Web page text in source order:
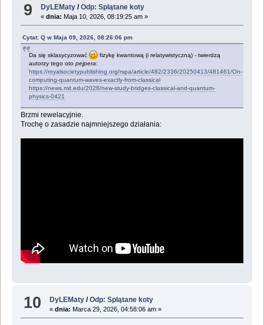
9 DyLEMaty /Odp: Splątane koty
«dnia: Maja 10, 2026, 08:19:25 am »
Cytat: Q w Maja 09, 2026, 08:26:06 pm
Da się sklasycyzować
fizykę kwantową (i relatywistyczną) - twierdzą
autorzy tego oto pejpera:
https://royalsocietypublishing.org/rspa/article/482/2336/20250413/481461/On-
computing-quantum-waves-exactly-from-classical
https://news.mit.edu/2026/new-study-bridges-classical-and-quantum-
physics-0421
Brzmi rewelacyjnie.
Trochę o zasadzie najmniejszego działania:
10 DyLEMaty /Odp: Splątane koty
«dnia: Marca 29, 2026, 04:58:06 am »